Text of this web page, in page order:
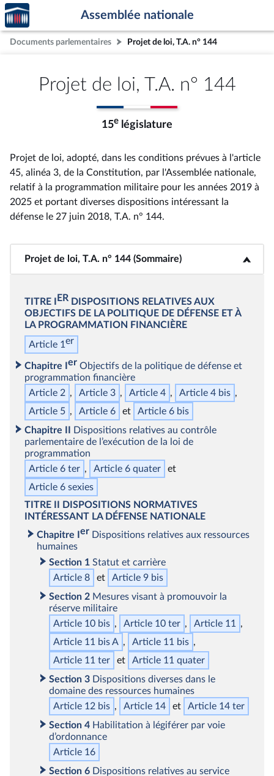
Aller au contenu
Aller en bas de la page
Accèder
à la
page
d'accueil
Assemblée nationale
Documents parlementaires Projet de loi, T.A. n° 144
Projet de loi, T.A. n° 144
15e législature
Projet de loi, adopté, dans les conditions prévues à l'article
45, alinéa 3, de la Constitution, par l'Assemblée nationale,
relatif à la programmation militaire pour les années 2019 à
2025 et portant diverses dispositions intéressant la
défense le 27 juin 2018, T.A. n° 144.
Projet de loi, T.A. n° 144 (Sommaire)
<b>Projet de loi, T.A. n° 144 (Sommaire)</b>
TITRE I ER DISPOSITIONS RELATIVES AUX
OBJECTIFS DE LA POLITIQUE DE DÉFENSE ET À
LA PROGRAMMATION FINANCIÈRE
Article 1 er
Chapitre I er Objectifs de la politique de défense et
programmation financière
Article 2
Article 3 Article 4 Article 4 bis
Article 5
Article 6 Article 6 bis
Chapitre II
Dispositions relatives au contrôle
parlementaire de l’exécution de la loi de
programmation
Article 6 ter Article 6 quater
Article 6 sexies
TITRE II
DISPOSITIONS NORMATIVES
INTÉRESSANT LA DÉFENSE NATIONALE
Chapitre I er Dispositions relatives aux ressources
humaines
Section 1 Statut et carrière
Article 8
Article 9 bis
Section 2 Mesures visant à promouvoir la
réserve militaire
Article 10 bis Article 10 ter
Article 11
Article 11 bisA Article 11 bis
Article 11 ter Article 11 quater
Section 3 Dispositions diverses dans le
domaine des ressources humaines
Article 12 bis Article 14 Article 14 ter
Section 4 Habilitation à légiférer par voie
d’ordonnance
Article 16
Section 6 Dispositions relatives au service